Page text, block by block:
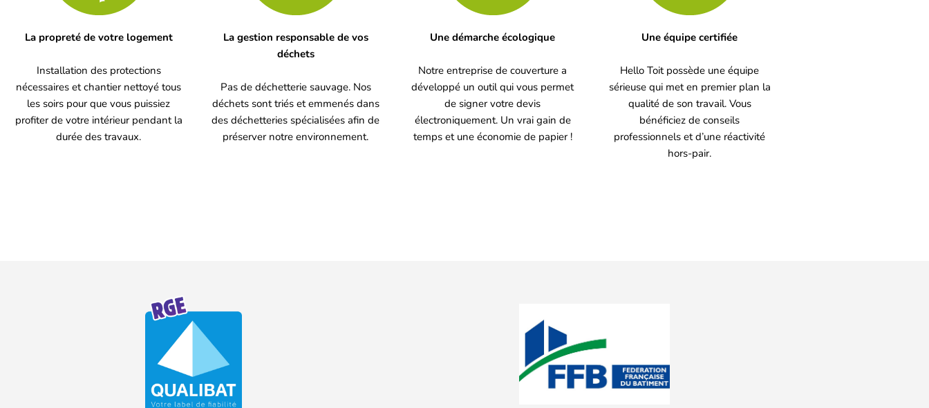
La propreté de votre logement
Installation des protections
nécessaires et chantier nettoyé tous
les soirs pour que vous puissiez
profiter de votre intérieur pendant la
durée des travaux.
La gestion responsable de vos
déchets
Pas de déchetterie sauvage. Nos
déchets sont triés et emmenés dans
des déchetteries spécialisées afin de
préserver notre environnement.
Une démarche écologique
Notre entreprise de couverture a
développé un outil qui vous permet
de signer votre devis
électroniquement. Un vrai gain de
temps et une économie de papier !
Une équipe certifiée
Hello Toit possède une équipe
sérieuse qui met en premier plan la
qualité de son travail. Vous
bénéficiez de conseils
professionnels et d’une réactivité
hors-pair.